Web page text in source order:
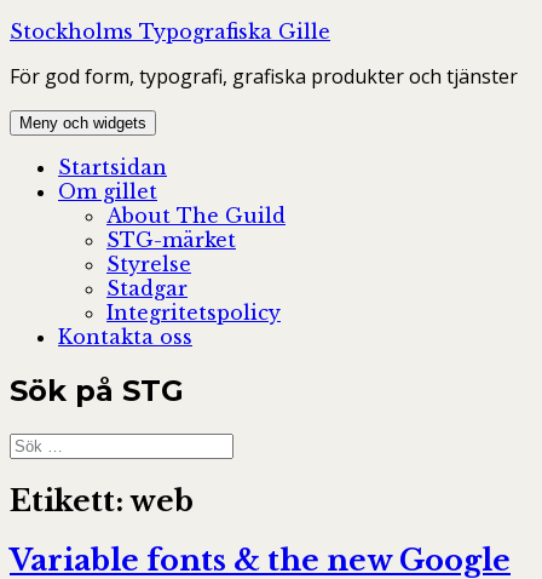
Hoppa
innehåll
Stockholms Typografiska Gille
För god form, typografi, grafiska produkter och tjänster
Meny och widgets
Startsidan
Om gillet
About The Guild
STG-märket
Styrelse
Stadgar
Integritetspolicy
Kontakta oss
Sök på STG
Sök
efter:
Etikett: web
Variable fonts & the new Google